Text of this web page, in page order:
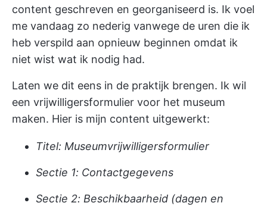
content geschreven en georganiseerd is. Ik voel
me vandaag zo nederig vanwege de uren die ik
heb verspild aan opnieuw beginnen omdat ik
niet wist wat ik nodig had.
Laten we dit eens in de praktijk brengen. Ik wil
een vrijwilligersformulier voor het museum
maken. Hier is mijn content uitgewerkt:
Titel: Museumvrijwilligersformulier
Sectie 1: Contactgegevens
Sectie 2: Beschikbaarheid (dagen en